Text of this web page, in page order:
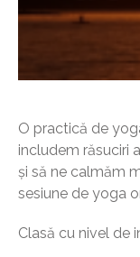
O practică de
includem răsuciri
și să ne calmăm
sesiune de yoga
Clasă cu nivel de